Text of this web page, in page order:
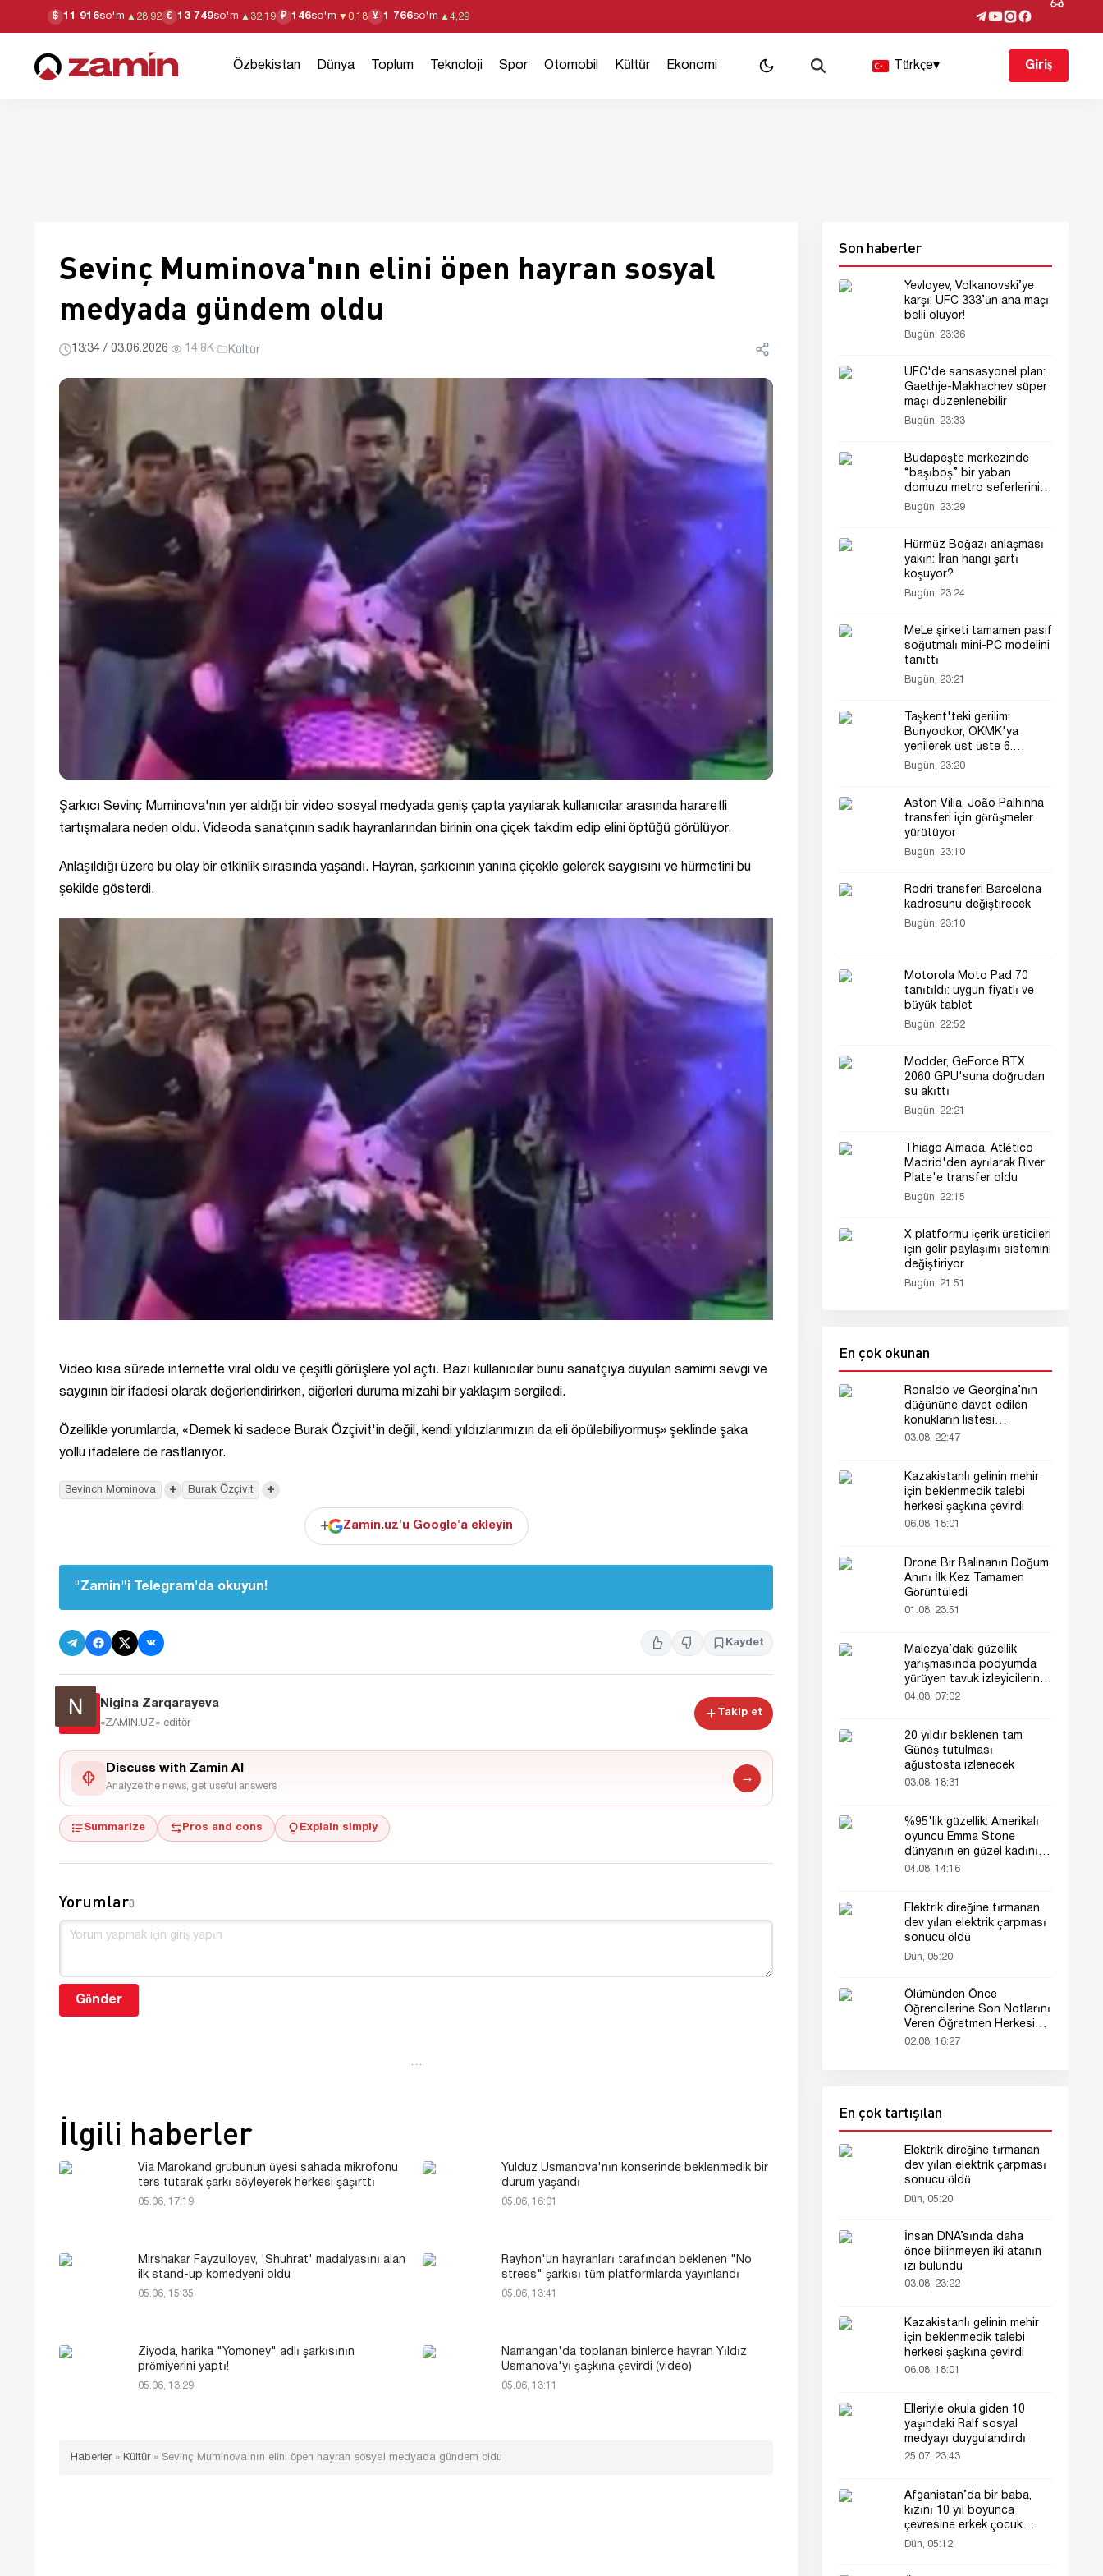
$ 11 916so'm ▲ 28,92 € 13 749so'm ▲ 32,19 ₽ 146so'm ▼ 0,18 ¥ 1 766so'm ▲ 4,29
Özbekistan Dünya Toplum Teknoloji Spor Otomobil Kültür Ekonomi Türkçe▾ Giriş
Sevinç Muminova'nın elini öpen hayran sosyal
medyada gündem oldu
13:34 / 03.06.2026· 14.8K· Kültür
Şarkıcı Sevinç Muminova'nın yer aldığı bir video sosyal medyada geniş çapta yayılarak kullanıcılar arasında hararetli
tartışmalara neden oldu. Videoda sanatçının sadık hayranlarından birinin ona çiçek takdim edip elini öptüğü görülüyor.
Anlaşıldığı üzere bu olay bir etkinlik sırasında yaşandı. Hayran, şarkıcının yanına çiçekle gelerek saygısını ve hürmetini bu
şekilde gösterdi.
Video kısa sürede internette viral oldu ve çeşitli görüşlere yol açtı. Bazı kullanıcılar bunu sanatçıya duyulan samimi sevgi ve
saygının bir ifadesi olarak değerlendirirken, diğerleri duruma mizahi bir yaklaşım sergiledi.
Özellikle yorumlarda, «Demek ki sadece Burak Özçivit'in değil, kendi yıldızlarımızın da eli öpülebiliyormuş» şeklinde şaka
yollu ifadelere de rastlanıyor.
Sevinch Mominova + Burak Özçivit +
+ Zamin.uz'u Google'a ekleyin
"Zamin"i Telegram'da okuyun!
Kaydet
Nigina Zarqarayeva
«ZAMIN.UZ» editör
Takip et
Discuss with Zamin AI
Analyze the news, get useful answers
→
Summarize Pros and cons Explain simply
Yorumlar0
Gönder
…
İlgili haberler
Via Marokand grubunun üyesi sahada mikrofonu
ters tutarak şarkı söyleyerek herkesi şaşırttı
05.06, 17:19
Yulduz Usmanova'nın konserinde beklenmedik bir
durum yaşandı
05.06, 16:01
Mirshakar Fayzulloyev, 'Shuhrat' madalyasını alan
ilk stand-up komedyeni oldu
05.06, 15:35
Rayhon'un hayranları tarafından beklenen "No
stress" şarkısı tüm platformlarda yayınlandı
05.06, 13:41
Ziyoda, harika "Yomoney" adlı şarkısının
prömiyerini yaptı!
05.06, 13:29
Namangan'da toplanan binlerce hayran Yıldız
Usmanova'yı şaşkına çevirdi (video)
05.06, 13:11
Haberler» Kültür» Sevinç Muminova'nın elini öpen hayran sosyal medyada gündem oldu
Son haberler
Yevloyev, Volkanovski’ye
karşı: UFC 333’ün ana maçı
belli oluyor!
Bugün, 23:36
UFC'de sansasyonel plan:
Gaethje-Makhachev süper
maçı düzenlenebilir
Bugün, 23:33
Budapeşte merkezinde
“başıboş” bir yaban
domuzu metro seferlerini
durdurdu
Bugün, 23:29
Hürmüz Boğazı anlaşması
yakın: İran hangi şartı
koşuyor?
Bugün, 23:24
MeLe şirketi tamamen pasif
soğutmalı mini-PC modelini
tanıttı
Bugün, 23:21
Taşkent'teki gerilim:
Bunyodkor, OKMK'ya
yenilerek üst üste 6.
maçında puan kaybetti!
Bugün, 23:20
Aston Villa, João Palhinha
transferi için görüşmeler
yürütüyor
Bugün, 23:10
Rodri transferi Barcelona
kadrosunu değiştirecek
Bugün, 23:10
Motorola Moto Pad 70
tanıtıldı: uygun fiyatlı ve
büyük tablet
Bugün, 22:52
Modder, GeForce RTX
2060 GPU'suna doğrudan
su akıttı
Bugün, 22:21
Thiago Almada, Atlético
Madrid'den ayrılarak River
Plate'e transfer oldu
Bugün, 22:15
X platformu içerik üreticileri
için gelir paylaşımı sistemini
değiştiriyor
Bugün, 21:51
En çok okunan
Ronaldo ve Georgina’nın
düğününe davet edilen
konukların listesi
gündemde
03.08, 22:47
Kazakistanlı gelinin mehir
için beklenmedik talebi
herkesi şaşkına çevirdi
06.08, 18:01
Drone Bir Balinanın Doğum
Anını İlk Kez Tamamen
Görüntüledi
01.08, 23:51
Malezya’daki güzellik
yarışmasında podyumda
yürüyen tavuk izleyicilerin
ilgisini çekti
04.08, 07:02
20 yıldır beklenen tam
Güneş tutulması
ağustosta izlenecek
03.08, 18:31
%95'lik güzellik: Amerikalı
oyuncu Emma Stone
dünyanın en güzel kadını
seçildi!
04.08, 14:16
Elektrik direğine tırmanan
dev yılan elektrik çarpması
sonucu öldü
Dün, 05:20
Ölümünden Önce
Öğrencilerine Son Notlarını
Veren Öğretmen Herkesi
Derinden Etkiledi
02.08, 16:27
En çok tartışılan
Elektrik direğine tırmanan
dev yılan elektrik çarpması
sonucu öldü
Dün, 05:20
İnsan DNA’sında daha
önce bilinmeyen iki atanın
izi bulundu
03.08, 23:22
Kazakistanlı gelinin mehir
için beklenmedik talebi
herkesi şaşkına çevirdi
06.08, 18:01
Elleriyle okula giden 10
yaşındaki Ralf sosyal
medyayı duygulandırdı
25.07, 23:43
Afganistan’da bir baba,
kızını 10 yıl boyunca
çevresine erkek çocuk
olarak tanıttı
Dün, 05:12